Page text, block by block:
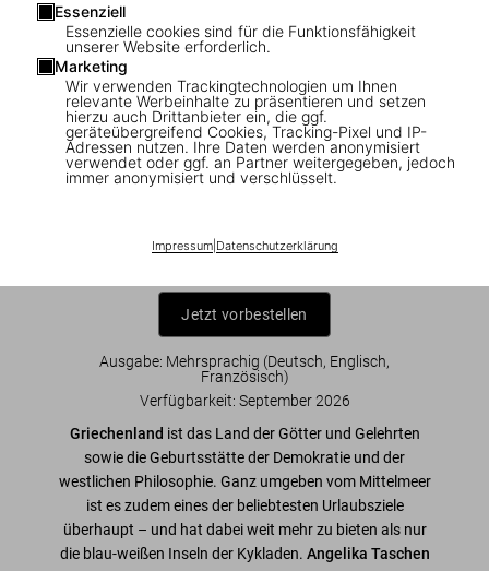
Essenziell
Essenzielle cookies sind für die Funktionsfähigkeit
unserer Website erforderlich.
Marketing
Wir verwenden Trackingtechnologien um Ihnen
relevante Werbeinhalte zu präsentieren und setzen
hierzu auch Drittanbieter ein, die ggf.
geräteübergreifend Cookies, Tracking-Pixel und IP-
Adressen nutzen. Ihre Daten werden anonymisiert
verwendet oder ggf. an Partner weitergegeben, jedoch
immer anonymisiert und verschlüsselt.
Impressum| Datenschutzerklärung
Great Escapes Greece. The Hotel Book
US$ 60
Great Escapes Series
Jetzt vorbestellen
Ausgabe: Mehrsprachig (Deutsch, Englisch,
Französisch)
Verfügbarkeit: September 2026
Griechenland ist das Land der Götter und Gelehrten
sowie die Geburtsstätte der Demokratie und der
westlichen Philosophie. Ganz umgeben vom Mittelmeer
ist es zudem eines der beliebtesten Urlaubsziele
überhaupt – und hat dabei weit mehr zu bieten als nur
die blau-weißen Inseln der Kykladen. Angelika Taschen